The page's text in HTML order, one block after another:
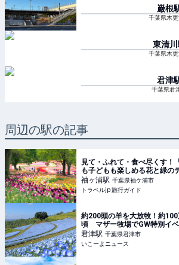
巌根
千葉県木
東清川
千葉県木
君津
千葉県君
周辺の駅の記事
見て・ふれて・食べ尽くす！
も子どもも楽しめる花と緑の
ラベルjp 旅行ガイド
袖ヶ浦駅 千葉県袖ケ浦市
トラベルjp 旅行ガイド
約200頭の羊を大放牧！約
頃 マザー牧場でGW特別イベ
君津駅 千葉県君津市
いこーよニュース